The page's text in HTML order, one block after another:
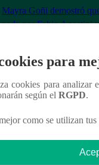
Mayra Goñi demostró
nada por Fabio Agostini
para
cookies para analizar
según el RGPD.
como se utilizan